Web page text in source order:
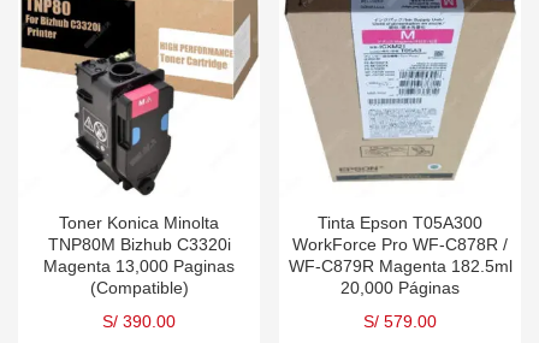
Toner Konica Minolta
TNP80M Bizhub C3320i
Magenta 13,000 Paginas
(Compatible)
S/ 390.00
Tinta Epson T05A300
WorkForce Pro WF-C878R /
WF-C879R Magenta 182.5ml
20,000 Páginas
S/ 579.00